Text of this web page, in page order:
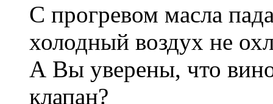
C прогревом масла
холодный воздух не
А Вы уверены, что
клапан?